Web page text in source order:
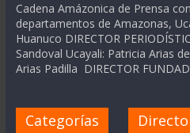
Cadena Amázonica de Prensa
departamentos de Amazonas,
Huanuco DIRECTOR
Sandoval Ucayali: Patricia Arias
Arias Padilla DIRECTOR
Categorías